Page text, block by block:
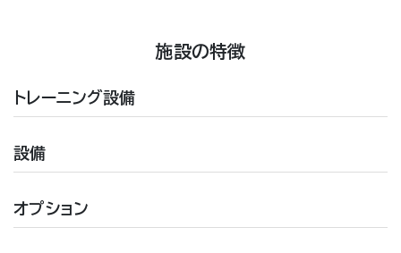
施設の特徴
トレーニング設備
設備
オプション